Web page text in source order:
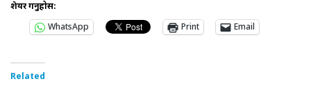
शेयर गर्नुहोस:
WhatsApp
Print Email
Related